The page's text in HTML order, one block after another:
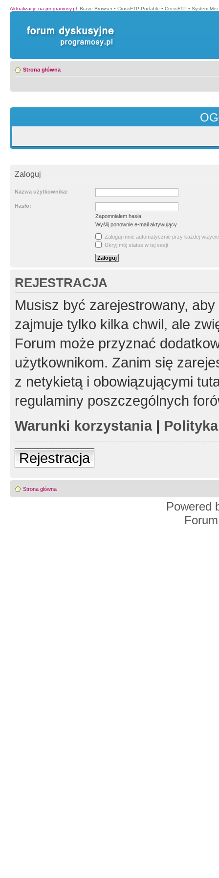
Aktualizacje na programosy.pl: Brave Browser • CrossFTP Portable • CrossFTP • System
Strona główna
Zaloguj
Nazwa użytkownika:
Hasło:
Zapomniałem hasła
Wyślij ponownie e-mail aktywujący
Zaloguj mnie automatycznie przy każdej wizycie
Ukryj mój status w tej sesji
REJESTRACJA
Musisz być zarejestrowany,
zajmuje tylko kilka chwil, ale
Forum może przyznać
użytkownikom. Zanim się
z netykietą i obowiązującymi
regulaminy poszczególnych
Warunki korzystania|
Rejestracja
Strona główna
Powered